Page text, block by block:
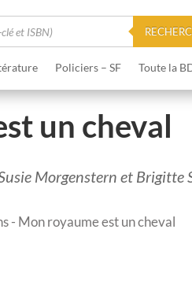
Policiers – SF Toute la
un cheval
Morgenstern et Brigitte
- Mon royaume est un cheval